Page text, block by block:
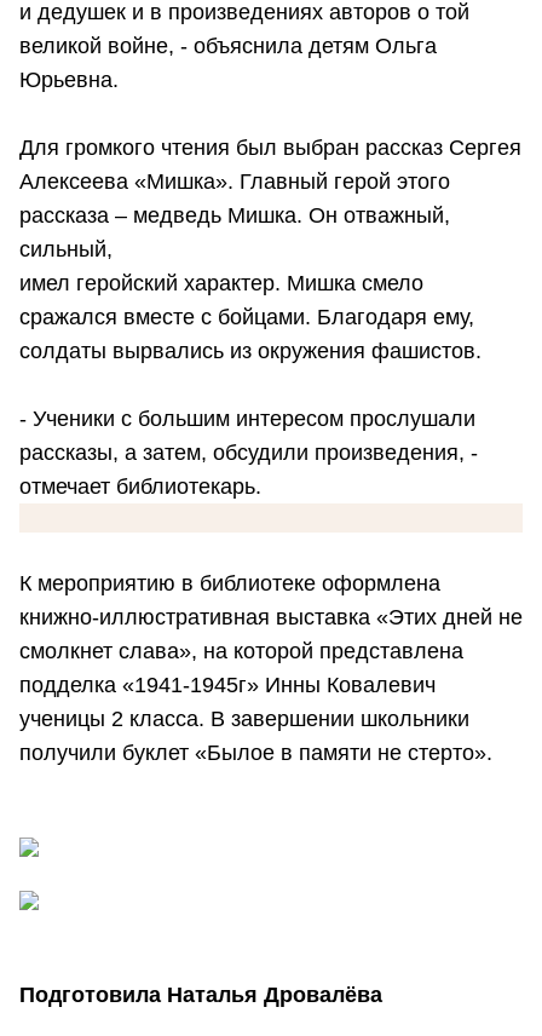
и дедушек и в произведениях авторов о той
великой войне, - объяснила детям Ольга
Юрьевна.
Для громкого чтения был выбран рассказ Сергея
Алексеева «Мишка». Главный герой этого
рассказа – медведь Мишка. Он отважный,
сильный,
имел геройский характер. Мишка смело
сражался вместе с бойцами. Благодаря ему,
солдаты вырвались из окружения фашистов.
- Ученики с большим интересом прослушали
рассказы, а затем, обсудили произведения, -
отмечает библиотекарь.
К мероприятию в библиотеке оформлена
книжно-иллюстративная выставка «Этих дней не
смолкнет слава», на которой представлена
подделка «1941-1945г» Инны Ковалевич
ученицы 2 класса. В завершении школьники
получили буклет «Былое в памяти не стерто».
Подготовила Наталья Дровалёва